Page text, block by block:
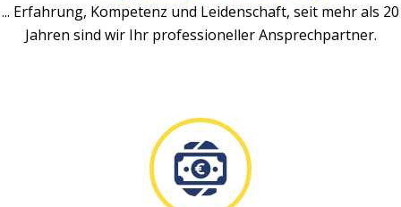
... Erfahrung, Kompetenz und Leidenschaft, seit mehr als 20
Jahren sind wir Ihr professioneller Ansprechpartner.